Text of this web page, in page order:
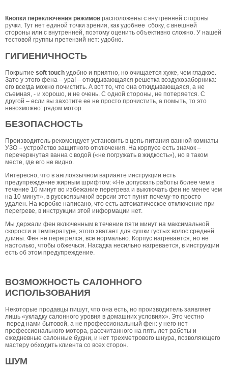
Кнопки переключения режимов расположены с внутренней стороны
ручки. Тут нет единой точки зрения, как удобнее сбоку, с внешней
стороны или с внутренней, поэтому оценить объективно сложно. У нашей
тестовой группы претензий нет: удобно.
ГИГИЕНИЧНОСТЬ
Покрытие soft touch удобно и приятно, но очищается хуже, чем гладкое.
Зато у этого фена – ура! – откидывающаяся решетка воздухозаборника:
его всегда можно почистить. А вот то, что она откидывающаяся, а не
съемная, - и хорошо, и не очень. С одной стороны, не потеряется. С
другой – если вы захотите ее не просто прочистить, а помыть, то это
невозможно: рядом мотор.
БЕЗОПАСНОСТЬ
Производитель рекомендует установить в цепь питания ванной комнаты
УЗО – устройство защитного отключения. На корпусе есть значок –
перечеркнутая ванна с водой («не погружать в жидкость»), но в таком
месте, где его не видно.
Интересно, что в англоязычном варианте инструкции есть
предупреждение жирным шрифтом: «Не допускать работы более чем в
течение 10 минут во избежание перегрева и выключать фен не менее чем
на 10 минут», в русскоязычной версии этот пункт почему-то просто
удален. На коробке написано, что есть автоматическое отключение при
перегреве, в инструкции этой информации нет.
Мы держали фен включенным в течение пяти минут на максимальной
скорости и температуре, этого хватает для сушки густых волос средней
длины. Фен не перегрелся, все нормально. Корпус нагревается, но не
настолько, чтобы обжечься. Насадка несильно нагревается, в инструкции
есть об этом предупреждение.
ВОЗМОЖНОСТЬ САЛОННОГО
ИСПОЛЬЗОВАНИЯ
Некоторые продавцы пишут, что она есть, но производитель заявляет
лишь «укладку салонного уровня в домашних условиях». Это честно
перед нами бытовой, а не профессиональный фен: у него нет
профессионального мотора, рассчитанного на пять лет работы и
ежедневные салонные будни, и нет трехметрового шнура, позволяющего
мастеру обходить клиента со всех сторон.
ШУМ